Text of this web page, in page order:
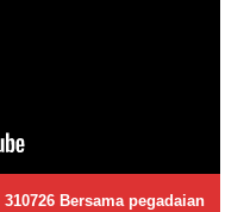
Bersama pegadaian